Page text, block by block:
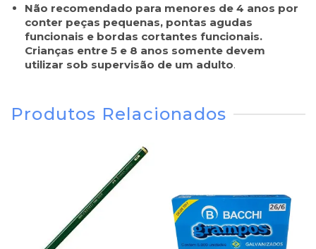
Não recomendado para menores de 4 anos por
conter peças pequenas, pontas agudas
funcionais e bordas cortantes funcionais.
Crianças entre 5 e 8 anos somente devem
utilizar sob supervisão de um adulto.
Produtos Relacionados